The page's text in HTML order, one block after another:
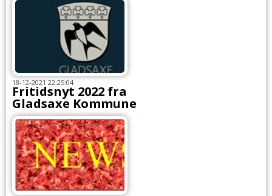
18-12-2021 22:25:04
Fritidsnyt 2022 fra
Gladsaxe Kommune